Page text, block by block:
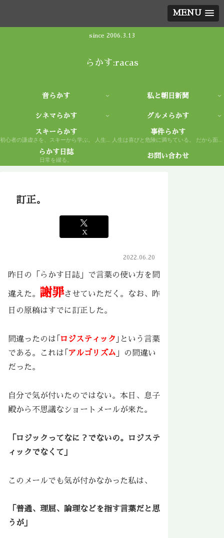
MENU
since 2006.3.13
らかす:racas
音らかす 私と朝日新聞
シネマらかす グルメらかす
スキーらかす
初心者の謙虚さを、スキーから学ぶ。 人生もまた然り。
事件らかす
人生は喜びと危険に満ちている。 だから面白い。
らかす日誌
日常を綴る。
お問い合わせ
訂正。
X
2022.06.20
昨日の「らかす日誌」で言葉の使い方を間
違えた。 謝罪させていただく。なお、昨
日の原稿はすでに訂正した。
間違ったのは｢ ロジスティック ｣という言葉
である。これは｢ アルゴリズム 」の間違い
だった。
自分で気が付いたのではない。本日、息子
殿から不思議なショートメールが来た。
「ロジックってなに？でないの。ロジステ
ィックでなくて」
このメールでも気が付かなかった私は、
「普通、理屈、論理などを指す言葉だと思
うが」